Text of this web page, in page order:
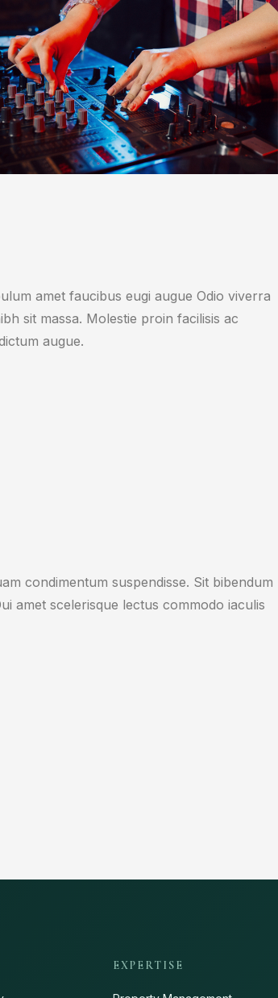
amet faucibus eugi augue Odio viverra
sit massa. Molestie proin facilisis ac
augue.
condimentum suspendisse. Sit bibendum
amet scelerisque lectus commodo iaculis
EXPERTISE